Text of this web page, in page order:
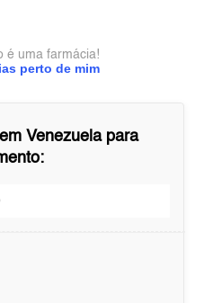
perto de mim
é uma farmácia!
Venezuelapara